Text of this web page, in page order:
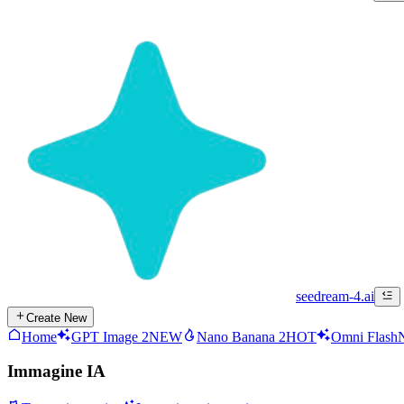
seedream-4.ai
Create New
Home GPT Image 2NEW Nano Banana 2HOT Omni Flash
Immagine IA